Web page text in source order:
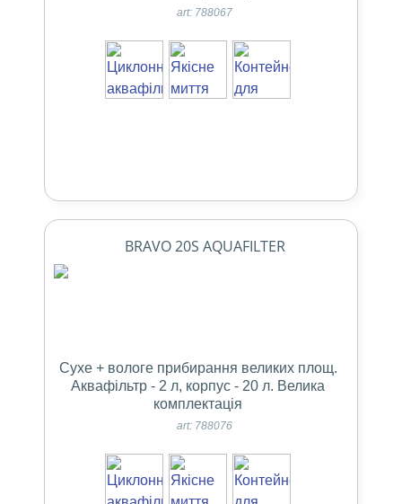
art: 788067
BRAVO 20S AQUAFILTER
Сухе + вологе прибирання великих площ.
Аквафільтр - 2 л, корпус - 20 л. Bелика
комплектація
art: 788076